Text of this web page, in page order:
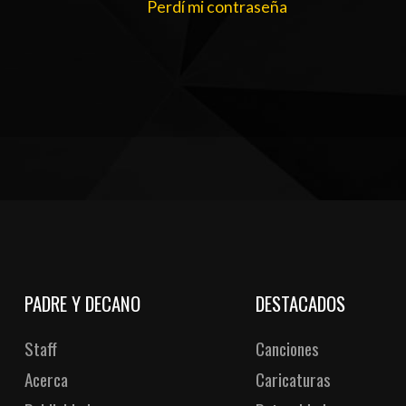
Perdí mi contraseña
PADRE Y DECANO
Staff
Acerca
DESTACADOS
Canciones
Caricaturas